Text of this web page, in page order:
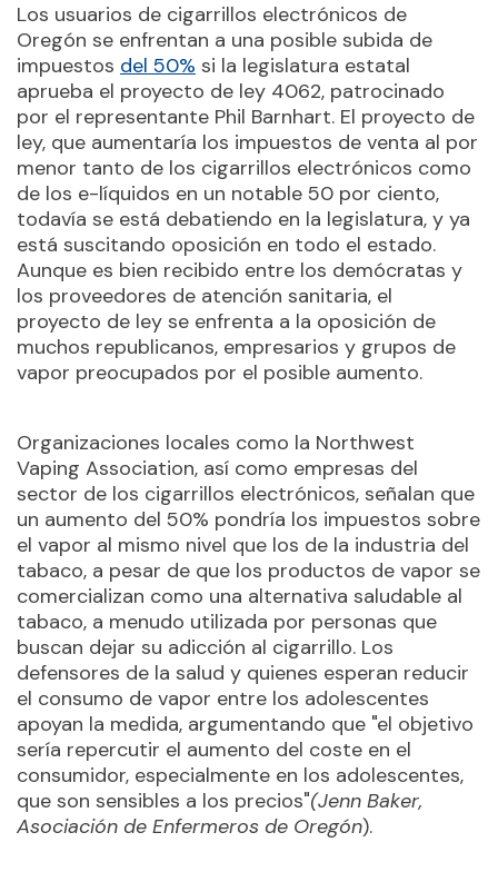
Los usuarios de cigarrillos electrónicos de
Oregón se enfrentan a una posible subida de
impuestos del 50% si la legislatura estatal
aprueba el proyecto de ley 4062, patrocinado
por el representante Phil Barnhart. El proyecto de
ley, que aumentaría los impuestos de venta al por
menor tanto de los cigarrillos electrónicos como
de los e-líquidos en un notable 50 por ciento,
todavía se está debatiendo en la legislatura, y ya
está suscitando oposición en todo el estado.
Aunque es bien recibido entre los demócratas y
los proveedores de atención sanitaria, el
proyecto de ley se enfrenta a la oposición de
muchos republicanos, empresarios y grupos de
vapor preocupados por el posible aumento.
Organizaciones locales como la Northwest
Vaping Association, así como empresas del
sector de los cigarrillos electrónicos, señalan que
un aumento del 50% pondría los impuestos sobre
el vapor al mismo nivel que los de la industria del
tabaco, a pesar de que los productos de vapor se
comercializan como una alternativa saludable al
tabaco, a menudo utilizada por personas que
buscan dejar su adicción al cigarrillo. Los
defensores de la salud y quienes esperan reducir
el consumo de vapor entre los adolescentes
apoyan la medida, argumentando que "el objetivo
sería repercutir el aumento del coste en el
consumidor, especialmente en los adolescentes,
que son sensibles a los precios"(Jenn Baker,
Asociación de Enfermeros de Oregón).